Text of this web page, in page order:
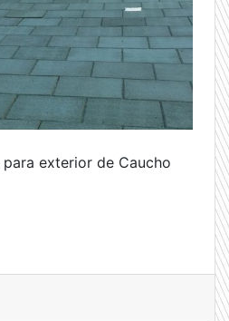
exterior de Caucho